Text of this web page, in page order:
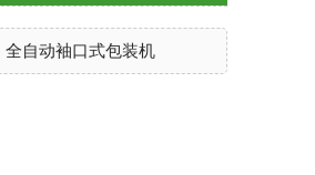
全自动袖口式包装机